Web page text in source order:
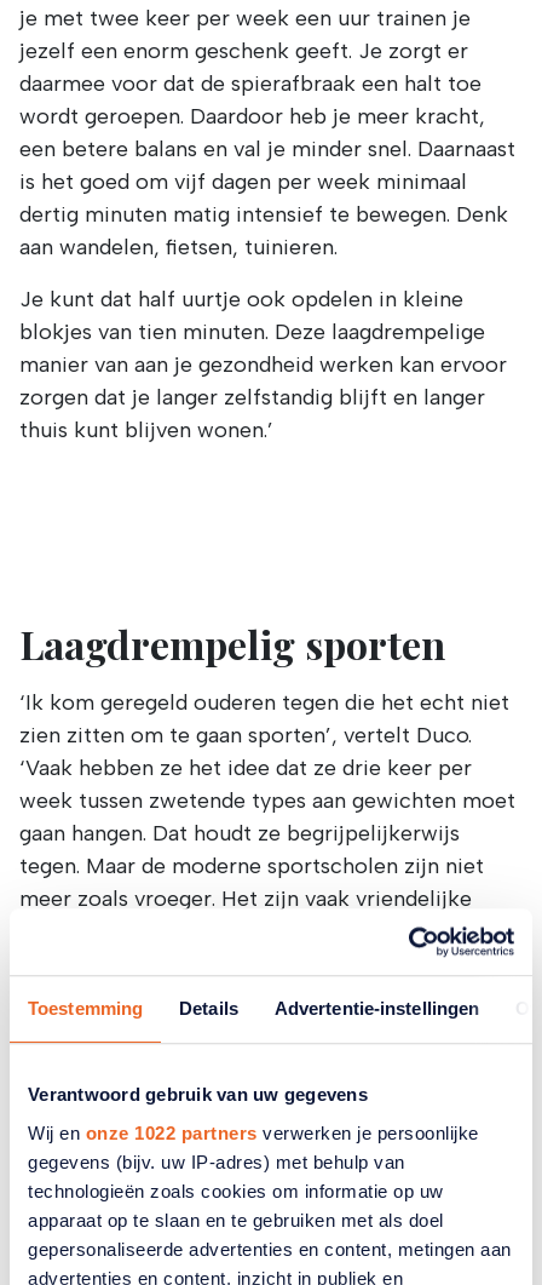
Toestemming Details Advertentie-instellingen
Verantwoord gebruik van uw gegevens
Wij en onze 1022 partners verwerken je persoonlijke
gegevens (bijv. uw IP-adres) met behulp van
technologieën zoals cookies om informatie op uw
apparaat op te slaan en te gebruiken met als doel
gepersonaliseerde advertenties en content, metingen aan
advertenties en content, inzicht in publiek en
je met twee keer per week een uur trainen je
jezelf een enorm geschenk geeft. Je zorgt er
daarmee voor dat de spierafbraak een halt toe
wordt geroepen. Daardoor heb je meer kracht,
een betere balans en val je minder snel. Daarnaast
is het goed om vijf dagen per week minimaal
dertig minuten matig intensief te bewegen. Denk
aan wandelen, fietsen, tuinieren.
Je kunt dat half uurtje ook opdelen in kleine
blokjes van tien minuten. Deze laagdrempelige
manier van aan je gezondheid werken kan ervoor
zorgen dat je langer zelfstandig blijft en langer
thuis kunt blijven wonen.’
Laagdrempelig sporten
‘Ik kom geregeld ouderen tegen die het echt niet
zien zitten om te gaan sporten’, vertelt Duco.
‘Vaak hebben ze het idee dat ze drie keer per
week tussen zwetende types aan gewichten moet
gaan hangen. Dat houdt ze begrijpelijkerwijs
tegen. Maar de moderne sportscholen zijn niet
meer zoals vroeger. Het zijn vaak vriendelijke
plekken met een koffiehoek waar je mensen uit
Dat is ook wat we met Nederland in Beweging
proberen te doen. Het is laagdrempelig, leuk en
voor iedereen. Ik bereid me altijd intensief voor
ik met een trainings- en voedingsprogramma dat
ik voor mezelf heb ontworpen. Zo zorg ik ervoor
dat ik helemaal in vorm ben. Als ik het druk heb,
sta ik soms al om zes uur ’s ochtends in de gym
om toch maar te kunnen trainen.